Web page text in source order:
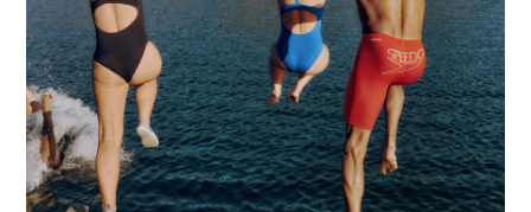
TIME
OLYMPIC
GOLD
MEDALLIST,
LÉON
MARCHAND
JOINS
SPEEDO
AS
GLOBAL
AMBASSADOR